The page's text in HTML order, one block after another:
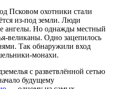
Псковом охотники стали
из‑под земли. Люди
ангелы. Но однажды местный
Одно зацепилось
Так обнаружили вход
монахи.
с разветвлённой сетью
будущему